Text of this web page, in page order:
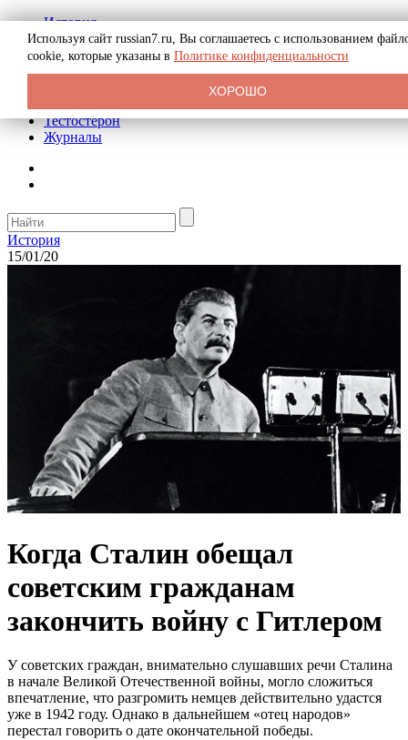
История
Биография
Криминал
Реклама на сайте
Тестостерон
Журналы
История
15/01/20
Когда Сталин обещал
советским гражданам
закончить войну с Гитлером
У советских граждан, внимательно слушавших речи Сталина
в начале Великой Отечественной войны, могло сложиться
впечатление, что разгромить немцев действительно удастся
уже в 1942 году. Однако в дальнейшем «отец народов»
перестал говорить о дате окончательной победы.
Используя сайт russian7.ru, Вы соглашаетесь с использованием
cookie, которые указаны в Политике конфиденциальности
ХОРОШО